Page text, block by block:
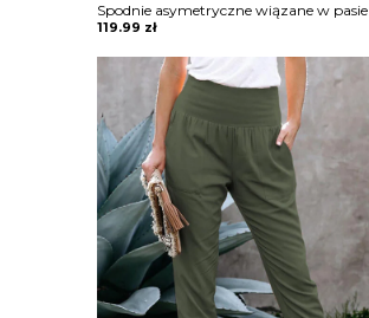
Spodnie asymetryczne wiązane w pasie
119.99 zł